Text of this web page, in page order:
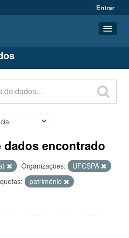
Entrar
encontrado
Organizações:
UFCSPA
patrimônio